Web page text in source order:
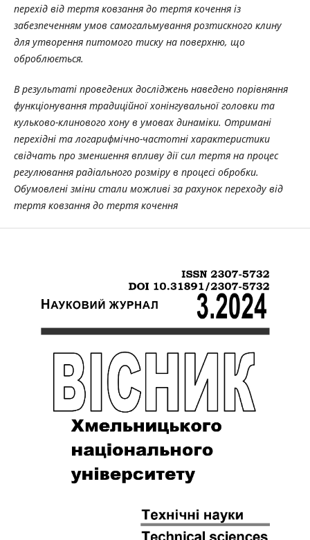
перехід від тертя ковзання до тертя кочення із
забезпеченням умов самогальмування розтискного клину
для утворення питомого тиску на поверхню, що
оброблюється.
В результаті проведених досліджень наведено порівняння
функціонування традиційної хонінгувальної головки та
кульково-клинового хону в умовах динаміки. Отримані
перехідні та логарифмічно-частотні характеристики
свідчать про зменшення впливу дії сил тертя на процес
регулювання радіального розміру в процесі обробки.
Обумовлені зміни стали можливі за рахунок переходу від
тертя ковзання до тертя кочення